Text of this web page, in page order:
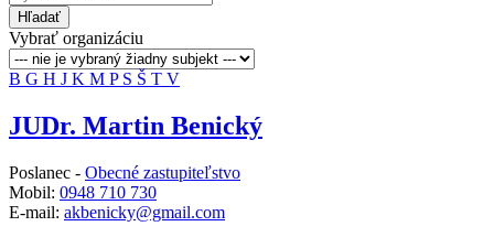
Hľadať
Vybrať organizáciu
B G H J K M P S Š T V
JUDr. Martin Benický
Poslanec - Obecné zastupiteľstvo
Mobil: 0948 710 730
E-mail: akbenicky@gmail.com